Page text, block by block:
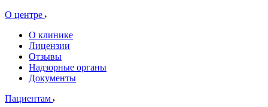
О центре
О клинике
Лицензии
Отзывы
Надзорные органы
Документы
Пациентам